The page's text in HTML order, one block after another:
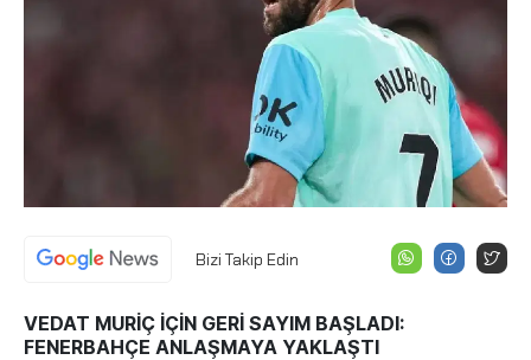
Bizi Takip Edin
VEDAT MURİÇ İÇİN GERİ SAYIM BAŞLADI:
FENERBAHÇE ANLAŞMAYA YAKLAŞTI